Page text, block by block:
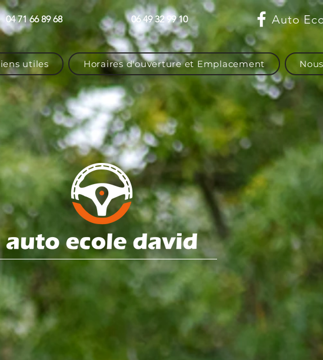
04 71 66 89 68 06 49 32 99 10 Auto
utiles Horaires d'ouverture et Emplacement
qualifiée vous accompagnera sur la
atteindre l'excellence, au volant
avec comme priorité la sécurité à